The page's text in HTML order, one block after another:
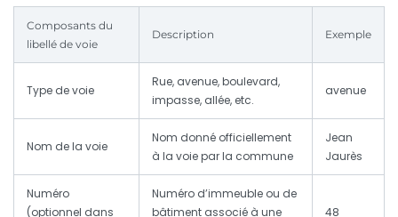
Composants du
libellé de voie
Description Exemple
Type de voie
Rue, avenue, boulevard,
impasse, allée, etc.
avenue
Nom de la voie
Nom donné officiellement
à la voie par la commune
Jean
Jaurès
Numéro
(optionnel dans
Numéro d’immeuble ou de
bâtiment associé à une
48